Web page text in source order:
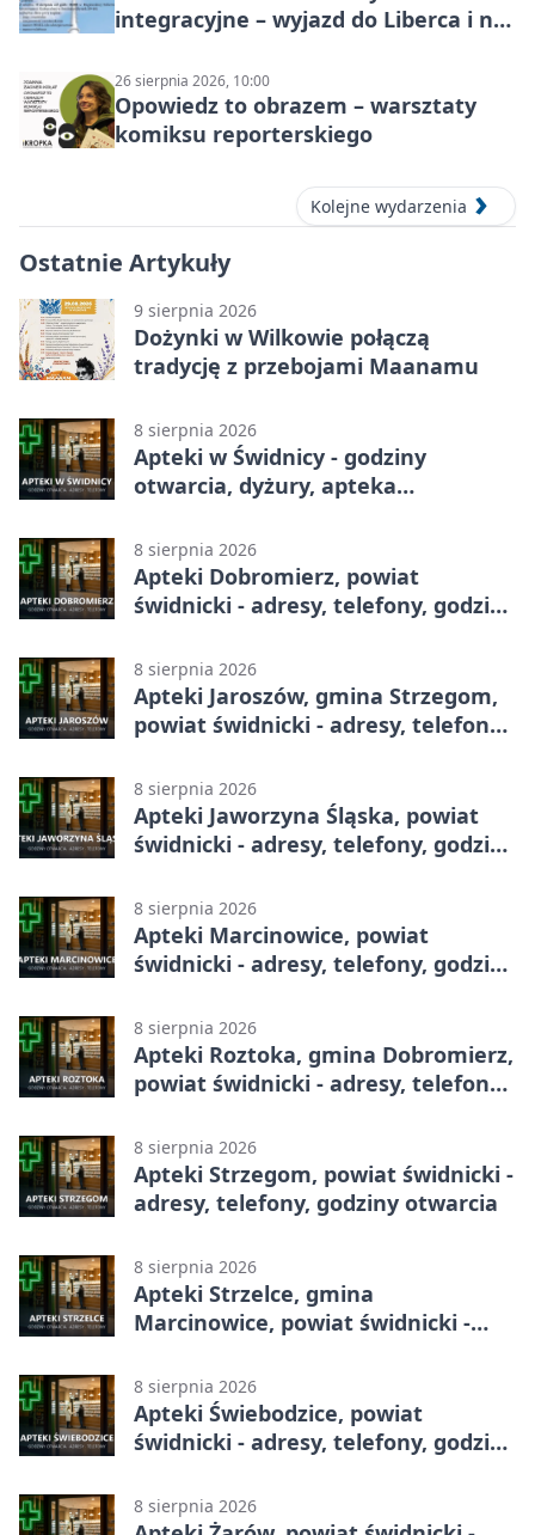
integracyjne – wyjazd do Liberca i na
26 sierpnia 2026, 10:00
Opowiedz to obrazem – warsztaty
komiksu reporterskiego
Kolejne wydarzenia
Ostatnie Artykuły
9 sierpnia 2026
Dożynki w Wilkowie połączą
tradycję z przebojami Maanamu
8 sierpnia 2026
Apteki w Świdnicy - godziny
otwarcia, dyżury, apteka
8 sierpnia 2026
Apteki Dobromierz, powiat
świdnicki - adresy, telefony, godziny
8 sierpnia 2026
Apteki Jaroszów, gmina Strzegom,
powiat świdnicki - adresy, telefony,
8 sierpnia 2026
Apteki Jaworzyna Śląska, powiat
świdnicki - adresy, telefony, godziny
8 sierpnia 2026
Apteki Marcinowice, powiat
świdnicki - adresy, telefony, godziny
8 sierpnia 2026
Apteki Roztoka, gmina Dobromierz,
powiat świdnicki - adresy, telefony,
8 sierpnia 2026
Apteki Strzegom, powiat świdnicki -
adresy, telefony, godziny otwarcia
8 sierpnia 2026
Apteki Strzelce, gmina
Marcinowice, powiat świdnicki -
8 sierpnia 2026
Apteki Świebodzice, powiat
świdnicki - adresy, telefony, godziny
8 sierpnia 2026